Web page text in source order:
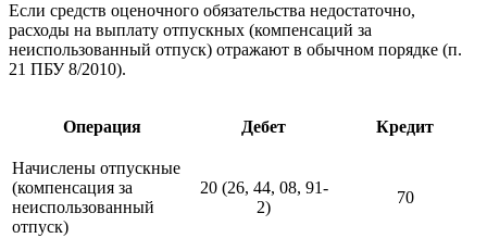
Если средств оценочного обязательства недостаточно,
расходы на выплату отпускных (компенсаций за
неиспользованный отпуск) отражают в обычном порядке (п.
21 ПБУ 8/2010).
Операция Дебет Кредит
Начислены отпускные
(компенсация за
неиспользованный
отпуск)
20 (26, 44, 08, 91-
2)
70